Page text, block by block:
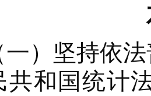
坚持依法
共和国统计